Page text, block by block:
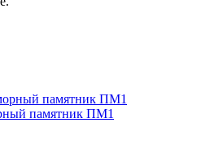
памятник ПМ1